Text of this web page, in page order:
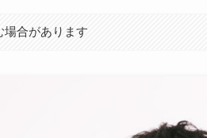
場合があります